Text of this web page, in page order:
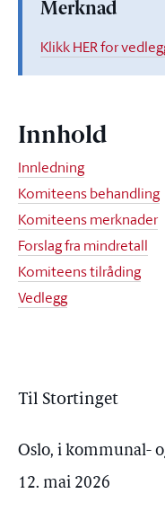
Merknad
Klikk HER for
Innhold
Innledning
Komiteens behandling
Komiteens merknader
Forslag fra mindretall
Komiteens tilråding
Vedlegg
Til Stortinget
Oslo, i kommunal-
12. mai 2026